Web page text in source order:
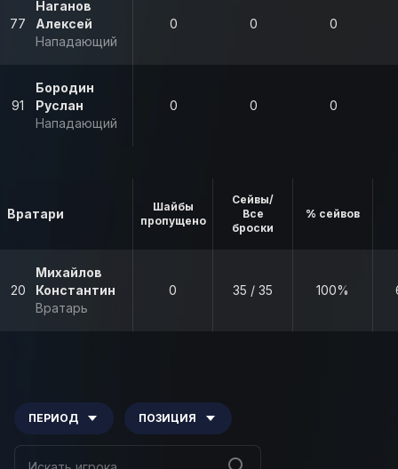
77
Наганов
Алексей
Нападающий
0 0 0
91
Бородин
Руслан
Нападающий
0 0 0
Вратари
Шайбы
пропущено
Сейвы/
Все
броски
% сейвов
20
Михайлов
Константин
Вратарь
0 35 / 35 100%
ПЕРИОД ПОЗИЦИЯ